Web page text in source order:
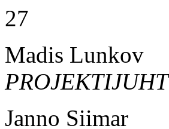
27
Madis Lunkov
PROJEKTIJUHT
Janno Siimar